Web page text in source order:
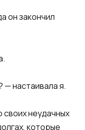
он закончил
— настаивала я.​​
своих неудачных
которые